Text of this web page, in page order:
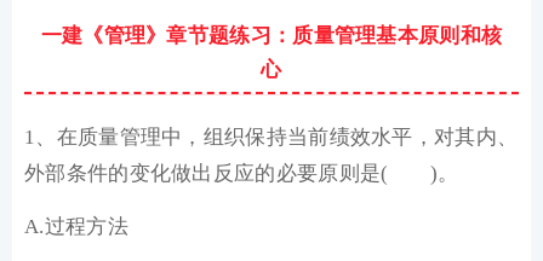
一建《管理》章节题练习：质量管理基本原则和核
心
1、在质量管理中，组织保持当前绩效水平，对其内、
外部条件的变化做出反应的必要原则是( )。
A.过程方法